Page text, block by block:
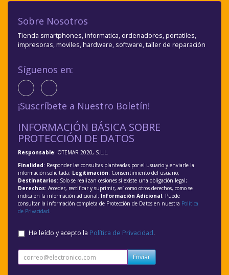
Sobre Nosotros
Tienda smartphones, informatica, ordenadores, portatiles,
impresoras, moviles, hardware, software, taller de reparación
Síguenos en:
¡Suscríbete a Nuestro Boletín!
INFORMACIÓN BÁSICA SOBRE
PROTECCIÓN DE DATOS
Responsable: OTEMAR 2020, S.L.L.
Finalidad: Responder las consultas planteadas por el usuario y enviarle la
información solicitada; Legitimación: Consentimiento del usuario;
Destinatarios: Solo se realizan cesiones si existe una obligación legal;
Derechos: Acceder, rectificar y suprimir, así como otros derechos, como se
indica en la información adicional; Información Adicional: Puede
consultar la información completa de Protección de Datos en nuestra Política
de Privacidad.
He leído y acepto la Política de Privacidad.
Enviar